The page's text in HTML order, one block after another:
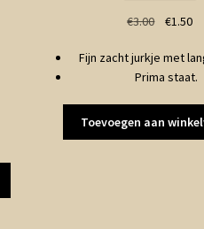
€3.00
was:
€3.00.
€1.50
is:
Fijn zacht jurkje met
Prima staat.
Toevoegen aan